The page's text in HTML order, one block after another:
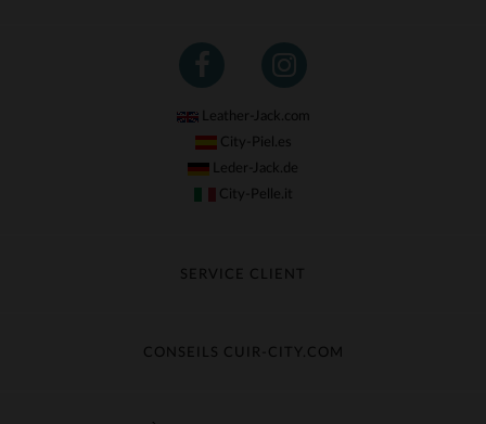
Leather-Jack.com
City-Piel.es
Leder-Jack.de
City-Pelle.it
SERVICE CLIENT
Échange & Remboursement
CONSEILS CUIR-CITY.COM